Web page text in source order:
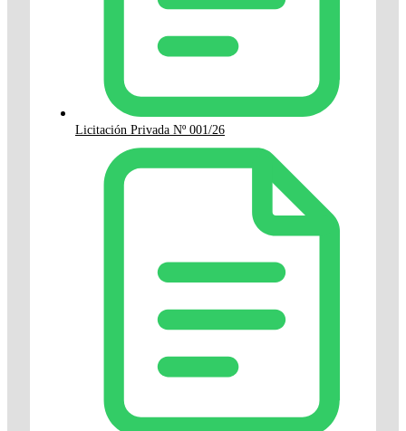
Licitación Privada Nº 001/26